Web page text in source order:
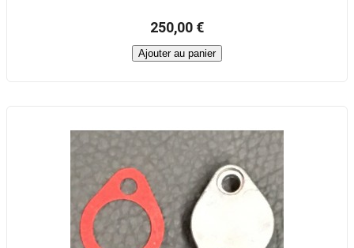
250,00 €
Ajouter au panier